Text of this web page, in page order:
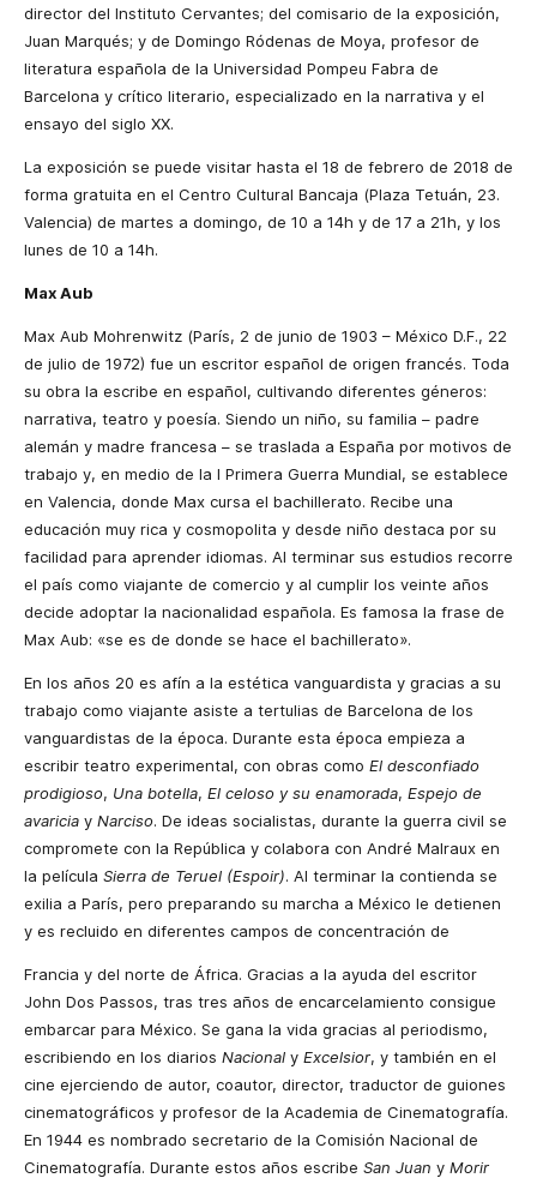
director del Instituto Cervantes; del comisario de la exposición,
Juan Marqués; y de Domingo Ródenas de Moya, profesor de
literatura española de la Universidad Pompeu Fabra de
Barcelona y crítico literario, especializado en la narrativa y el
ensayo del siglo XX.
La exposición se puede visitar hasta el 18 de febrero de 2018 de
forma gratuita en el Centro Cultural Bancaja (Plaza Tetuán, 23.
Valencia) de martes a domingo, de 10 a 14h y de 17 a 21h, y los
lunes de 10 a 14h.
Max Aub
Max Aub Mohrenwitz (París, 2 de junio de 1903 – México D.F., 22
de julio de 1972) fue un escritor español de origen francés. Toda
su obra la escribe en español, cultivando diferentes géneros:
narrativa, teatro y poesía. Siendo un niño, su familia – padre
alemán y madre francesa – se traslada a España por motivos de
trabajo y, en medio de la I Primera Guerra Mundial, se establece
en Valencia, donde Max cursa el bachillerato. Recibe una
educación muy rica y cosmopolita y desde niño destaca por su
facilidad para aprender idiomas. Al terminar sus estudios recorre
el país como viajante de comercio y al cumplir los veinte años
decide adoptar la nacionalidad española. Es famosa la frase de
Max Aub: «se es de donde se hace el bachillerato».
En los años 20 es afín a la estética vanguardista y gracias a su
trabajo como viajante asiste a tertulias de Barcelona de los
vanguardistas de la época. Durante esta época empieza a
escribir teatro experimental, con obras como El desconfiado
prodigioso, Una botella, El celoso y su enamorada, Espejo de
avaricia y Narciso. De ideas socialistas, durante la guerra civil se
compromete con la República y colabora con André Malraux en
la película Sierra de Teruel (Espoir). Al terminar la contienda se
exilia a París, pero preparando su marcha a México le detienen
y es recluido en diferentes campos de concentración de
Francia y del norte de África. Gracias a la ayuda del escritor
John Dos Passos, tras tres años de encarcelamiento consigue
embarcar para México. Se gana la vida gracias al periodismo,
escribiendo en los diarios Nacional y Excelsior, y también en el
cine ejerciendo de autor, coautor, director, traductor de guiones
cinematográficos y profesor de la Academia de Cinematografía.
En 1944 es nombrado secretario de la Comisión Nacional de
Cinematografía. Durante estos años escribe San Juan y Morir